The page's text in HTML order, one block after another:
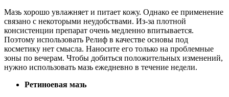
Мазь хорошо увлажняет и питает кожу. Однако ее применение
связано с некоторыми неудобствами. Из-за плотной
консистенции препарат очень медленно впитывается.
Поэтому использовать Релиф в качестве основы под
косметику нет смысла. Наносите его только на проблемные
зоны по вечерам. Чтобы добиться положительных изменений,
нужно использовать мазь ежедневно в течение недели.
Ретиноевая мазь